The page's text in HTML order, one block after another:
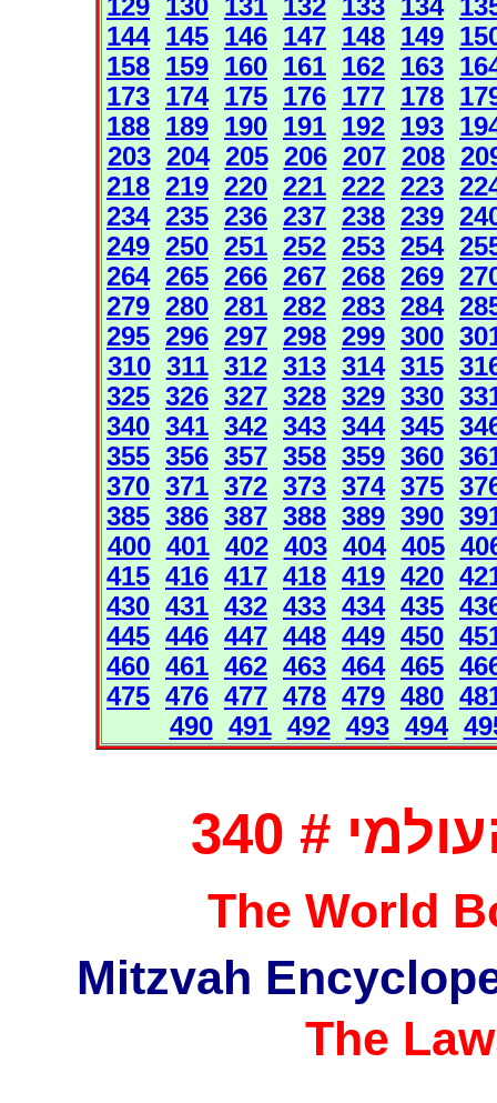
129 130 131 132 133 134
144 145 146 147 148 149
158 159 160 161 162 163
173 174 175 176 177 178
188 189 190 191 192 193
203 204 205 206 207 208
218 219 220 221 222 223
234 235 236 237 238 239
249 250 251 252 253 254
264 265 266 267 268 269
279 280 281 282 283 284
295 296 297 298 299 300
310 311 312 313 314 315
325 326 327 328 329 330
340 341 342 343 344 345
355 356 357 358 359 360
370 371 372 373 374 375
385 386 387 388 389 390
400 401 402 403 404 405
415 416 417 418 419 420
430 431 432 433 434 435
445 446 447 448 449 450
460 461 462 463 464 465
475 476 477 478 479 480
490 491 492 493 494
# 340
The World
The